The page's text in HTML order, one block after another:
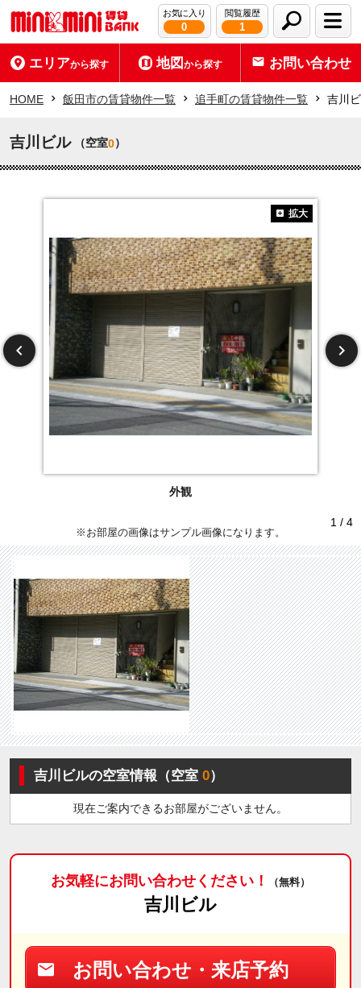
お気に入り
0
閲覧履歴
1
エリアから探す 地図から探す お問い合わせ
HOME 飯田市の賃貸物件一覧 追手町の賃貸物件一覧 吉川
吉川ビル （空室0）
外観
拡大
1 / 4
※お部屋の画像はサンプル画像になります。
吉川ビルの空室情報（空室0）
現在ご案内できるお部屋がございません。
お気軽にお問い合わせください！ （無料）
吉川ビル
お問い合わせ・来店予約